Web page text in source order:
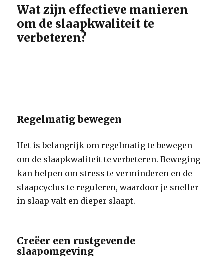
Wat zijn effectieve manieren
om de slaapkwaliteit te
verbeteren?
Regelmatig bewegen
Het is belangrijk om regelmatig te bewegen
om de slaapkwaliteit te verbeteren. Beweging
kan helpen om stress te verminderen en de
slaapcyclus te reguleren, waardoor je sneller
in slaap valt en dieper slaapt.
Creëer een rustgevende
slaapomgeving